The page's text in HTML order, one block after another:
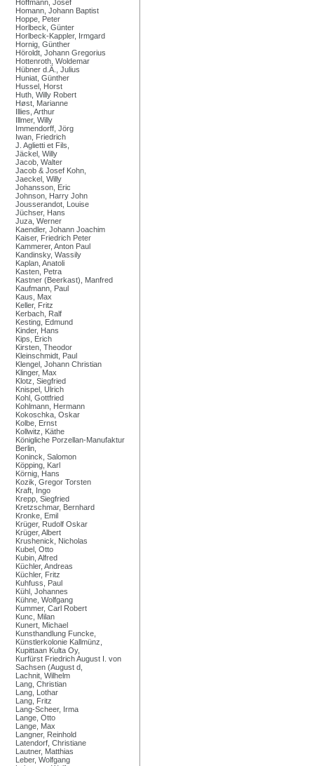
Hoffmann, Josef
Homann, Johann Baptist
Hoppe, Peter
Horlbeck, Günter
Horlbeck-Kappler, Irmgard
Hornig, Günther
Höroldt, Johann Gregorius
Hottenroth, Woldemar
Hübner d.Ä., Julius
Huniat, Günther
Hussel, Horst
Huth, Willy Robert
Høst, Marianne
Illies, Arthur
Illmer, Willy
Immendorff, Jörg
Iwan, Friedrich
J. Aglietti et Fils,
Jäckel, Willy
Jacob, Walter
Jacob & Josef Kohn,
Jaeckel, Willy
Johansson, Eric
Johnson, Harry John
Jousserandot, Louise
Jüchser, Hans
Juza, Werner
Kaendler, Johann Joachim
Kaiser, Friedrich Peter
Kammerer, Anton Paul
Kandinsky, Wassily
Kaplan, Anatoli
Kasten, Petra
Kastner (Beerkast), Manfred
Kaufmann, Paul
Kaus, Max
Keller, Fritz
Kerbach, Ralf
Kesting, Edmund
Kinder, Hans
Kips, Erich
Kirsten, Theodor
Kleinschmidt, Paul
Klengel, Johann Christian
Klinger, Max
Klotz, Siegfried
Knispel, Ulrich
Kohl, Gottfried
Kohlmann, Hermann
Kokoschka, Oskar
Kolbe, Ernst
Kollwitz, Käthe
Königliche Porzellan-Manufaktur
Berlin,
Koninck, Salomon
Köpping, Karl
Körnig, Hans
Kozik, Gregor Torsten
Kraft, Ingo
Krepp, Siegfried
Kretzschmar, Bernhard
Kronke, Emil
Krüger, Rudolf Oskar
Krüger, Albert
Krushenick, Nicholas
Kubel, Otto
Kubin, Alfred
Küchler, Andreas
Küchler, Fritz
Kuhfuss, Paul
Kühl, Johannes
Kühne, Wolfgang
Kummer, Carl Robert
Kunc, Milan
Kunert, Michael
Kunsthandlung Funcke,
Künstlerkolonie Kallmünz,
Kupittaan Kulta Oy,
Kurfürst Friedrich August I. von
Sachsen (August d,
Lachnit, Wilhelm
Lang, Christian
Lang, Lothar
Lang, Fritz
Lang-Scheer, Irma
Lange, Otto
Lange, Max
Langner, Reinhold
Latendorf, Christiane
Lautner, Matthias
Leber, Wolfgang